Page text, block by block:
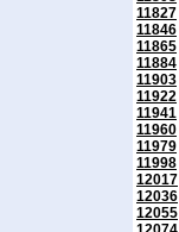
11827
11846
11865
11884
11903
11922
11941
11960
11979
11998
12017
12036
12055